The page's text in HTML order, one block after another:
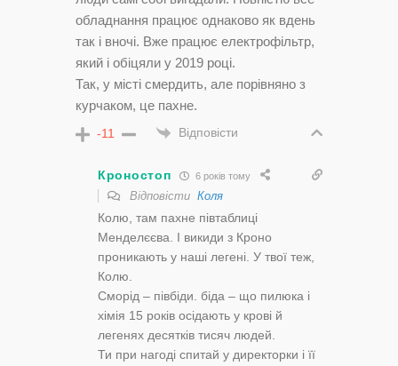
обладнання працює однаково як вдень
так і вночі. Вже працює електрофільтр,
який і обіцяли у 2019 році.
Так, у місті смердить, але порівняно з
курчаком, це пахне.
-11 Відповісти
Кроностоп 6 років тому
Відповісти Коля
Колю, там пахне півтаблиці
Менделєєва. І викиди з Кроно
проникають у наші легені. У твої теж,
Колю.
Сморід – півбіди. біда – що пилюка і
хімія 15 років осідають у крові й
легенях десятків тисяч людей.
Ти при нагоді спитай у директорки і її